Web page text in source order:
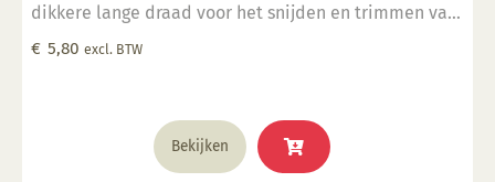
dikkere lange draad voor het snijden en trimmen van
grote kleimassa's. komt in een hitte verzegelde
€ 5,80 excl. BTW
Bekijken